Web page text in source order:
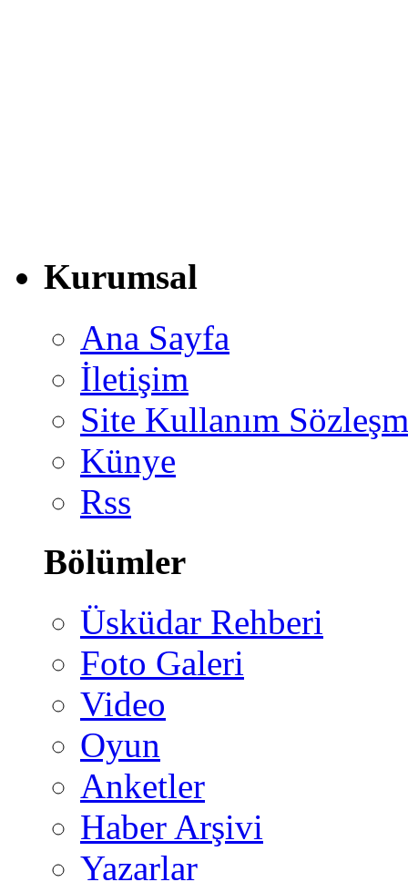
Kurumsal
Ana Sayfa
İletişim
Site Kullanım
Künye
Rss
Bölümler
Üsküdar Rehberi
Foto Galeri
Video
Oyun
Anketler
Haber Arşivi
Yazarlar